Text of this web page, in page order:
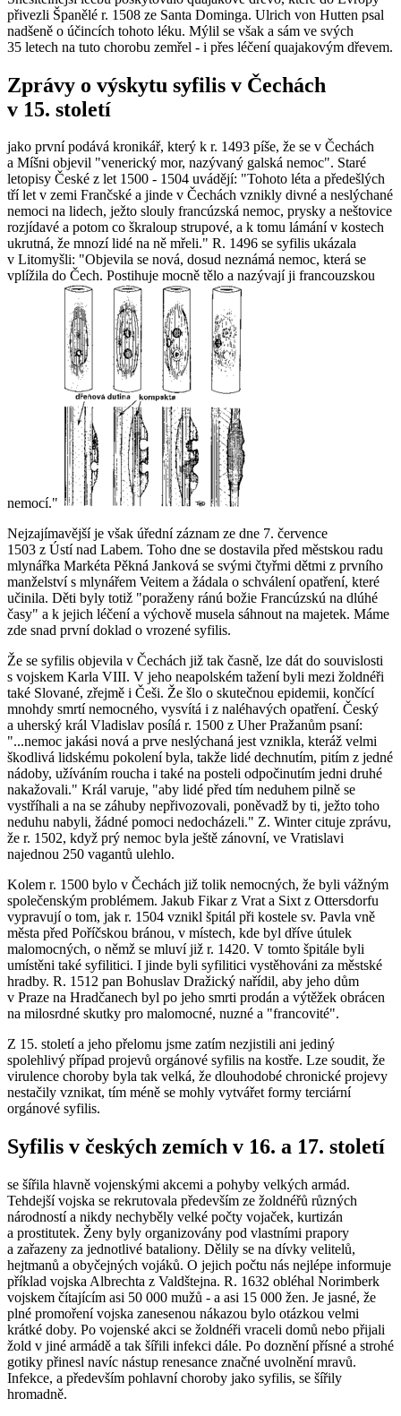
přivezli Španělé r. 1508 ze Santa Dominga. Ulrich von Hutten psal
nadšeně o účincích tohoto léku. Mýlil se však a sám ve svých
35 letech na tuto chorobu zemřel - i přes léčení quajakovým dřevem.
Zprávy o výskytu syfilis v Čechách
v 15. století
jako první podává kronikář, který k r. 1493 píše, že se v Čechách
a Míšni objevil "venerický mor, nazývaný galská nemoc". Staré
letopisy České z let 1500 - 1504 uvádějí: "Tohoto léta a předešlých
tří let v zemi Frančské a jinde v Čechách vznikly divné a neslýchané
nemoci na lidech, ježto slouly francúzská nemoc, prysky a neštovice
rozjídavé a potom co škraloup strupové, a k tomu lámání v kostech
ukrutná, že mnozí lidé na ně mřeli." R. 1496 se syfilis ukázala
v Litomyšli: "Objevila se nová, dosud neznámá nemoc, která se
vplížila do Čech. Postihuje mocně tělo a nazývají ji francouzskou
nemocí."
Nejzajímavější je však úřední záznam ze dne 7. července
1503 z Ústí nad Labem. Toho dne se dostavila před městskou radu
mlynářka Markéta Pěkná Janková se svými čtyřmi dětmi z prvního
manželství s mlynářem Veitem a žádala o schválení opatření, které
učinila. Děti byly totiž "poraženy ránú božie Francúzskú na dlúhé
časy" a k jejich léčení a výchově musela sáhnout na majetek. Máme
zde snad první doklad o vrozené syfilis.
Že se syfilis objevila v Čechách již tak časně, lze dát do souvislosti
s vojskem Karla VIII. V jeho neapolském tažení byli mezi žoldnéři
také Slované, zřejmě i Češi. Že šlo o skutečnou epidemii, končící
mnohdy smrtí nemocného, vysvítá i z naléhavých opatření. Český
a uherský král Vladislav posílá r. 1500 z Uher Pražanům psaní:
"...nemoc jakási nová a prve neslýchaná jest vznikla, kteráž velmi
škodlivá lidskému pokolení byla, takže lidé dechnutím, pitím z jedné
nádoby, užíváním roucha i také na posteli odpočinutím jedni druhé
nakažovali." Král varuje, "aby lidé před tím neduhem pilně se
vystříhali a na se záhuby nepřivozovali, poněvadž by ti, ježto toho
neduhu nabyli, žádné pomoci nedocházeli." Z. Winter cituje zprávu,
že r. 1502, když prý nemoc byla ještě zánovní, ve Vratislavi
najednou 250 vagantů ulehlo.
Kolem r. 1500 bylo v Čechách již tolik nemocných, že byli vážným
společenským problémem. Jakub Fikar z Vrat a Sixt z Ottersdorfu
vypravují o tom, jak r. 1504 vznikl špitál při kostele sv. Pavla vně
města před Poříčskou bránou, v místech, kde byl dříve útulek
malomocných, o němž se mluví již r. 1420. V tomto špitále byli
umístěni také syfilitici. I jinde byli syfilitici vystěhováni za městské
hradby. R. 1512 pan Bohuslav Dražický nařídil, aby jeho dům
v Praze na Hradčanech byl po jeho smrti prodán a výtěžek obrácen
na milosrdné skutky pro malomocné, nuzné a "francovité".
Z 15. století a jeho přelomu jsme zatím nezjistili ani jediný
spolehlivý případ projevů orgánové syfilis na kostře. Lze soudit, že
virulence choroby byla tak velká, že dlouhodobé chronické projevy
nestačily vznikat, tím méně se mohly vytvářet formy terciární
orgánové syfilis.
Syfilis v českých zemích v 16. a 17. století
se šířila hlavně vojenskými akcemi a pohyby velkých armád.
Tehdejší vojska se rekrutovala především ze žoldnéřů různých
národností a nikdy nechyběly velké počty vojaček, kurtizán
a prostitutek. Ženy byly organizovány pod vlastními prapory
a zařazeny za jednotlivé bataliony. Dělily se na dívky velitelů,
hejtmanů a obyčejných vojáků. O jejich počtu nás nejlépe informuje
příklad vojska Albrechta z Valdštejna. R. 1632 obléhal Norimberk
vojskem čítajícím asi 50 000 mužů - a asi 15 000 žen. Je jasné, že
plné promoření vojska zanesenou nákazou bylo otázkou velmi
krátké doby. Po vojenské akci se žoldnéři vraceli domů nebo přijali
žold v jiné armádě a tak šířili infekci dále. Po doznění přísné a strohé
gotiky přinesl navíc nástup renesance značné uvolnění mravů.
Infekce, a především pohlavní choroby jako syfilis, se šířily
hromadně.